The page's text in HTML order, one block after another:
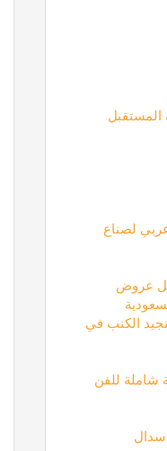
لصناع
عروض
الكنب في
شاملة للفن
سدال